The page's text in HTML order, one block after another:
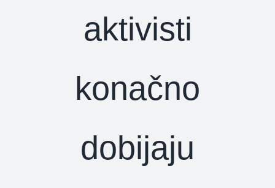
aktivisti
konačno
dobijaju